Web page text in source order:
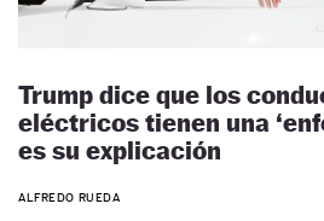
Trump dice que los
eléctricos tienen una
es su explicación
ALFREDO RUEDA